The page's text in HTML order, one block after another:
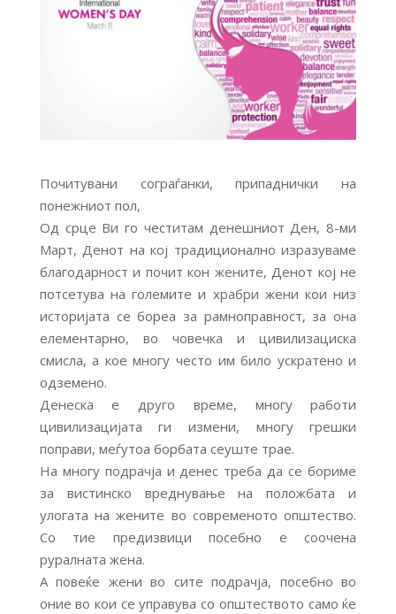
Почитувани сограѓанки, припаднички на
понежниот пол,
Од срце Ви го честитам денешниот Ден, 8-ми
Март, Денот на кој традиционално изразуваме
благодарност и почит кон жените, Денот кој не
потсетува на големите и храбри жени кои низ
историјата се бореа за рамноправност, за она
елементарно, во човечка и цивилизациска
смисла, а кое многу често им било ускратено и
одземено.
Денеска е друго време, многу работи
цивилизацијата ги измени, многу грешки
поправи, меѓутоа борбата сеуште трае.
На многу подрачја и денес треба да се бориме
за вистинско вреднување на положбата и
улогата на жените во современото општество.
Со тие предизвици посебно е соочена
руралната жена.
А повеќе жени во сите подрачја, посебно во
оние во кои се управува со општеството само ќе